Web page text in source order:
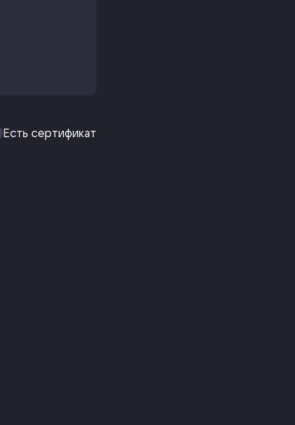
Есть сертификат